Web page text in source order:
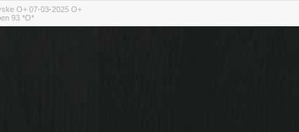
O+ 07-03-2025 O+
93 *O*